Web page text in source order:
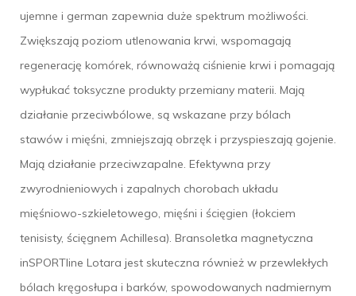
ujemne i german zapewnia duże spektrum możliwości.
Zwiększają poziom utlenowania krwi, wspomagają
regenerację komórek, równoważą ciśnienie krwi i pomagają
wypłukać toksyczne produkty przemiany materii. Mają
działanie przeciwbólowe, są wskazane przy bólach
stawów i mięśni, zmniejszają obrzęk i przyspieszają gojenie.
Mają działanie przeciwzapalne. Efektywna przy
zwyrodnieniowych i zapalnych chorobach układu
mięśniowo-szkieletowego, mięśni i ścięgien (łokciem
tenisisty, ścięgnem Achillesa). Bransoletka magnetyczna
inSPORTline Lotara jest skuteczna również w przewlekłych
bólach kręgosłupa i barków, spowodowanych nadmiernym